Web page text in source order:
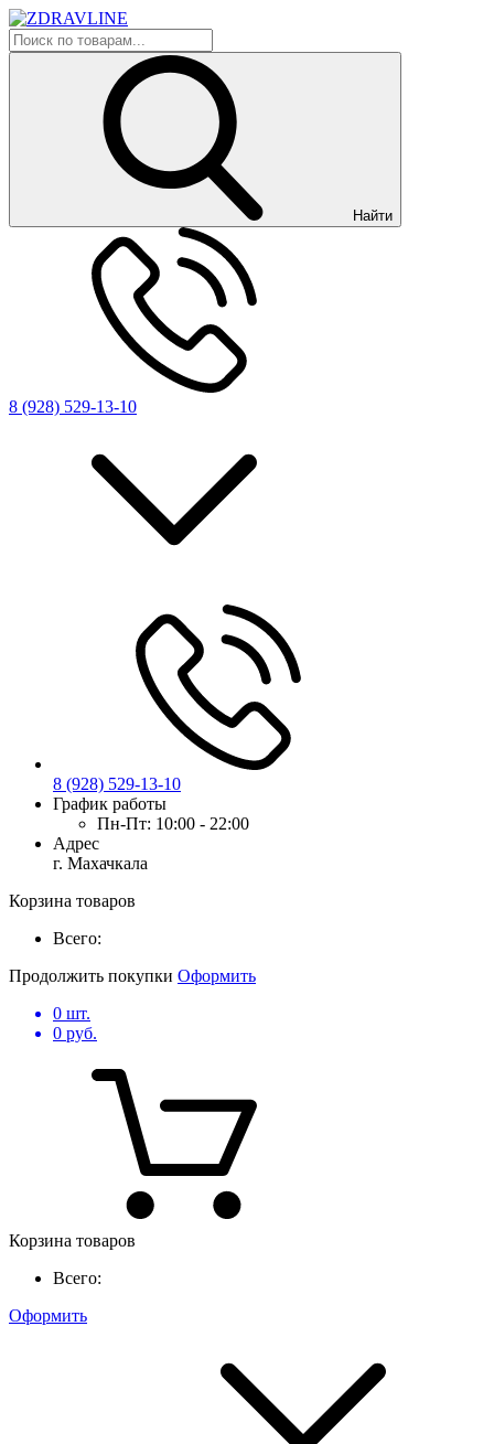
Найти
8 (928) 529-13-10
8 (928) 529-13-10
График работы
Пн-Пт: 10:00 - 22:00
Адрес
г. Махачкала
Корзина товаров
Всего:
Продолжить покупки Оформить
0 шт.
0 руб.
Корзина товаров
Всего:
Оформить